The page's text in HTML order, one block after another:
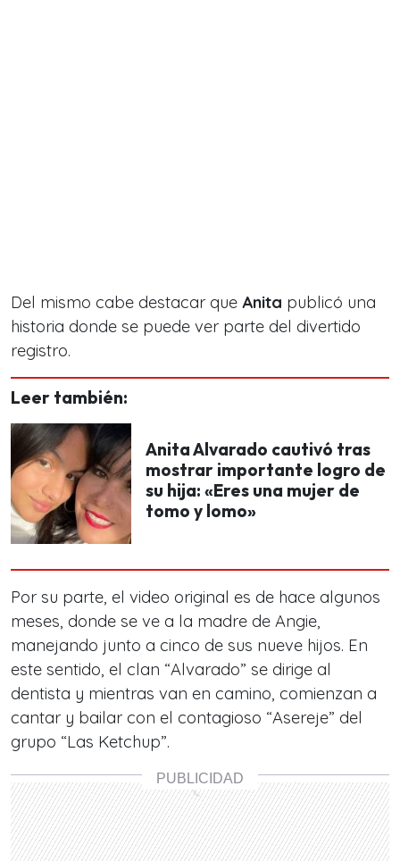
Del mismo cabe destacar que Anita publicó una
historia donde se puede ver parte del divertido
registro.
Leer también:
Anita Alvarado cautivó tras
mostrar importante logro de
su hija: «Eres una mujer de
tomo y lomo»
Por su parte, el video original es de hace algunos
meses, donde se ve a la madre de Angie,
manejando junto a cinco de sus nueve hijos. En
este sentido, el clan “Alvarado” se dirige al
dentista y mientras van en camino, comienzan a
cantar y bailar con el contagioso “Asereje” del
grupo “Las Ketchup”.